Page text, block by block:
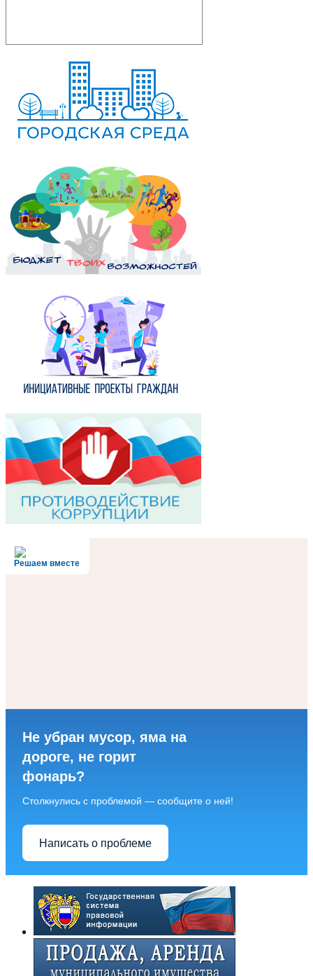
Решаем вместе
Не убран мусор, яма на
дороге, не горит
фонарь?
Столкнулись с проблемой — сообщите о ней!
Написать о проблеме